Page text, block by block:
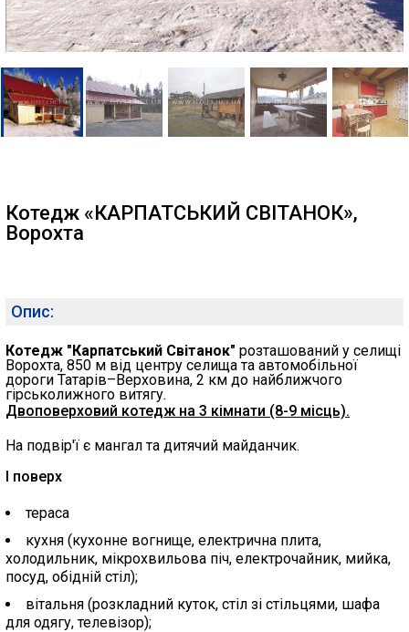
Котедж «КАРПАТСЬКИЙ СВІТАНОК»,
Ворохта
Опис:
Котедж "Карпатський Світанок" розташований у селищі
Ворохта, 850 м від центру селища та автомобільної
дороги Татарів–Верховина, 2 км до найближчого
гірськолижного витягу.
Двоповерховий котедж на 3 кімнати (8-9 місць).
На подвір'ї є мангал та дитячий майданчик.
I поверх
тераса
кухня (кухонне вогнище, електрична плита,
холодильник, мікрохвильова піч, електрочайник, мийка,
посуд, обідній стіл);
вітальня (розкладний куток, стіл зі стільцями, шафа
для одягу, телевізор);